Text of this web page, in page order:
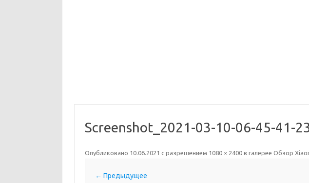
Screenshot_2021-03-10-06-45-41-
Опубликовано 10.06.2021 с разрешением 1080 × 2400в галерее Обзор
← Предыдущее